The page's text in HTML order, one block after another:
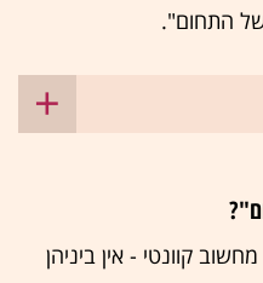
התחום".
קוונטי - אין ביניהן